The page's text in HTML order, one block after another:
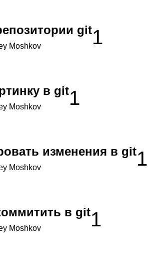
git
Moshkov 1
в git
Moshkov 1
изменения в git
Moshkov 1
в git
Moshkov 1